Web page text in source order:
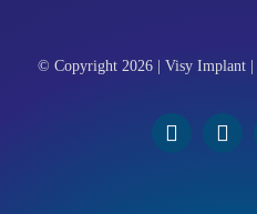
© Copyright 2026 | Visy Implant |